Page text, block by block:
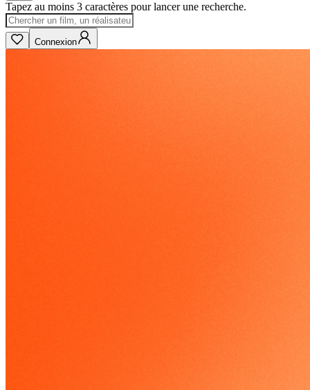
Tapez au moins 3 caractères pour lancer une recherche.
Connexion